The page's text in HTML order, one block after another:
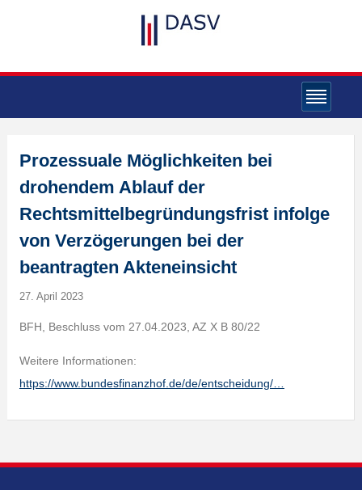
Prozessuale Möglichkeiten bei
drohendem Ablauf der
Rechtsmittelbegründungsfrist infolge
von Verzögerungen bei der
beantragten Akteneinsicht
27. April 2023
BFH, Beschluss vom 27.04.2023, AZ X B 80/22
Weitere Informationen:
https://www.bundesfinanzhof.de/de/entscheidung/…